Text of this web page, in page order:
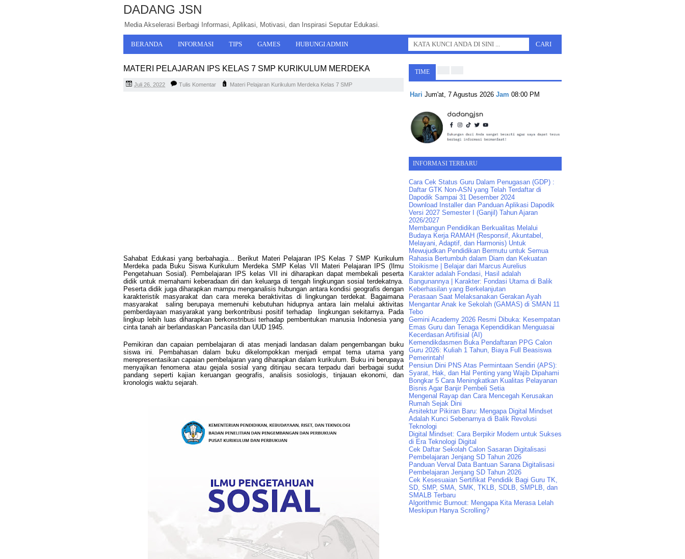
DADANG JSN
Media Akselerasi Berbagi Informasi, Aplikasi, Motivasi, dan Inspirasi Seputar Edukasi.
BERANDA INFORMASI TIPS GAMES HUBUNGI ADMIN
MATERI PELAJARAN IPS KELAS 7 SMP KURIKULUM MERDEKA
Juli 26, 2022 Tulis Komentar Materi Pelajaran Kurikulum Merdeka Kelas 7 SMP
Sahabat Edukasi yang berbahagia... Berikut Materi Pelajaran IPS Kelas 7 SMP Kurikulum
Merdeka pada Buku Siswa Kurikulum Merdeka SMP Kelas VII Materi Pelajaran IPS (Ilmu
Pengetahuan Sosial). Pembelajaran IPS kelas VII ini diharapkan dapat membekali peserta
didik untuk memahami keberadaan diri dan keluarga di tengah lingkungan sosial terdekatnya.
Peserta didik juga diharapkan mampu menganalisis hubungan antara kondisi geografis dengan
karakteristik masyarakat dan cara mereka beraktivitas di lingkungan terdekat. Bagaimana
masyarakat
saling berupaya memenuhi kebutuhan hidupnya antara lain melalui aktivitas
pemberdayaan masyarakat yang berkontribusi positif terhadap
lingkungan sekitarnya. Pada
lingkup lebih luas diharapkan berkonstribusi terhadap pembentukan manusia Indonesia yang
cinta tanah air berlandaskan Pancasila dan UUD 1945.
Pemikiran dan capaian pembelajaran di atas menjadi landasan dalam pengembangan buku
siswa ini. Pembahasan dalam buku dikelompokkan menjadi empat tema utama yang
merepresentasikan capaian pembelajaran yang diharapkan dalam kurikulum. Buku ini berupaya
menyajikan fenomena atau gejala sosial yang ditinjau secara terpadu dari berbagai sudut
pandang seperti kajian keruangan geografis, analisis sosiologis, tinjauan ekonomi, dan
kronologis waktu sejarah.
TIME
Hari Jum'at, 7 Agustus 2026 Jam 08:00 PM
INFORMASI TERBARU
Cara Cek Status Guru Dalam Penugasan (GDP) :
Daftar GTK Non-ASN yang Telah Terdaftar di
Dapodik Sampai 31 Desember 2024
Download Installer dan Panduan Aplikasi Dapodik
Versi 2027 Semester I (Ganjil) Tahun Ajaran
2026/2027
Membangun Pendidikan Berkualitas Melalui
Budaya Kerja RAMAH (Responsif, Akuntabel,
Melayani, Adaptif, dan Harmonis) Untuk
Mewujudkan Pendidikan Bermutu untuk Semua
Rahasia Bertumbuh dalam Diam dan Kekuatan
Stoikisme | Belajar dari Marcus Aurelius
Karakter adalah Fondasi, Hasil adalah
Bangunannya | Karakter: Fondasi Utama di Balik
Keberhasilan yang Berkelanjutan
Perasaan Saat Melaksanakan Gerakan Ayah
Mengantar Anak ke Sekolah (GAMAS) di SMAN 11
Tebo
Gemini Academy 2026 Resmi Dibuka: Kesempatan
Emas Guru dan Tenaga Kependidikan Menguasai
Kecerdasan Artifisial (AI)
Kemendikdasmen Buka Pendaftaran PPG Calon
Guru 2026: Kuliah 1 Tahun, Biaya Full Beasiswa
Pemerintah!
Pensiun Dini PNS Atas Permintaan Sendiri (APS):
Syarat, Hak, dan Hal Penting yang Wajib Dipahami
Bongkar 5 Cara Meningkatkan Kualitas Pelayanan
Bisnis Agar Banjir Pembeli Setia
Mengenal Rayap dan Cara Mencegah Kerusakan
Rumah Sejak Dini
Arsitektur Pikiran Baru: Mengapa Digital Mindset
Adalah Kunci Sebenarnya di Balik Revolusi
Teknologi
Digital Mindset: Cara Berpikir Modern untuk Sukses
di Era Teknologi Digital
Cek Daftar Sekolah Calon Sasaran Digitalisasi
Pembelajaran Jenjang SD Tahun 2026
Panduan Verval Data Bantuan Sarana Digitalisasi
Pembelajaran Jenjang SD Tahun 2026
Cek Kesesuaian Sertifikat Pendidik Bagi Guru TK,
SD, SMP, SMA, SMK, TKLB, SDLB, SMPLB, dan
SMALB Terbaru
Algorithmic Burnout: Mengapa Kita Merasa Lelah
Meskipun Hanya Scrolling?